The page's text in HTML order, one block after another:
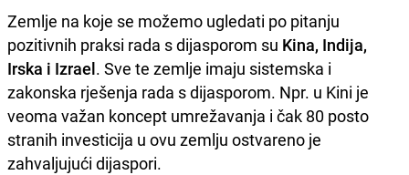
Zemlje na koje se možemo ugledati po pitanju
pozitivnih praksi rada s dijasporom su Kina, Indija,
Irska i Izrael. Sve te zemlje imaju sistemska i
zakonska rješenja rada s dijasporom. Npr. u Kini je
veoma važan koncept umrežavanja i čak 80 posto
stranih investicija u ovu zemlju ostvareno je
zahvaljujući dijaspori.